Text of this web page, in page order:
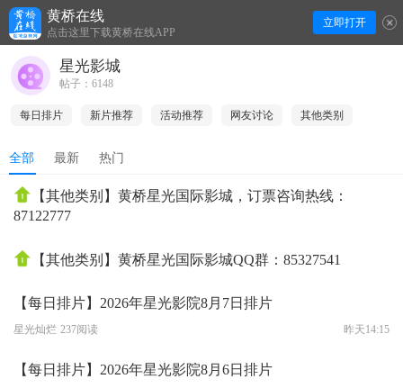
黄桥在线
点击这里下载黄桥在线APP
立即打开
星光影城
帖子：6148
每日排片 新片推荐 活动推荐 网友讨论 其他类别
全部 最新 热门
【其他类别】黄桥星光国际影城，订票咨询热线：
87122777
【其他类别】黄桥星光国际影城QQ群：85327541
【每日排片】2026年星光影院8月7日排片
星光灿烂 237阅读 昨天14:15
【每日排片】2026年星光影院8月6日排片